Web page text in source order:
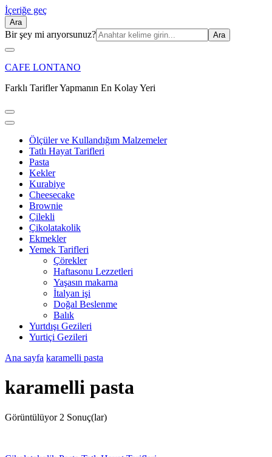
İçeriğe geç
Ara
Ara:
Bir şey mi arıyorsunuz?
CAFE LONTANO
Farklı Tarifler Yapmanın En Kolay Yeri
Ölçüler ve Kullandığım Malzemeler
Tatlı Hayat Tarifleri
Pasta
Kekler
Kurabiye
Cheesecake
Brownie
Çilekli
Çikolatakolik
Ekmekler
Yemek Tarifleri
Çörekler
Haftasonu Lezzetleri
Yaşasın makarna
İtalyan işi
Doğal Beslenme
Balık
Yurtdışı Gezileri
Yurtiçi Gezileri
Ana sayfa karamelli pasta
karamelli pasta
Görüntülüyor 2 Sonuç(lar)